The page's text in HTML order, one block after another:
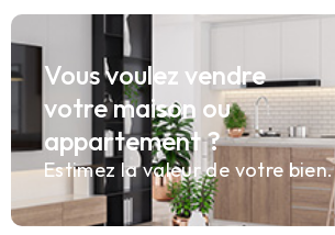
Vous voulez vendre
votre maison ou
appartement ?
Estimez la valeur de votre bien.